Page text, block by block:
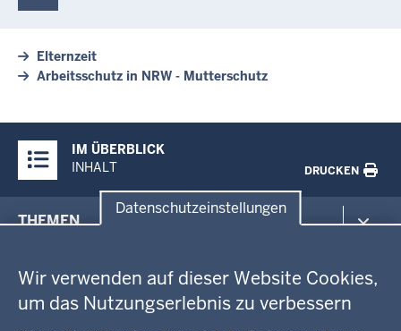
Datenschutzeinstellungen
Wir verwenden auf dieser Website Cookies,
um das Nutzungserlebnis zu verbessern
Elternzeit
Arbeitsschutz in NRW - Mutterschutz
Inhalte
IM ÜBERBLICK
INHALT
DRUCKEN
in
Fußzeile
THEMEN
Gesundheit und Soziales
Kommunales, Planung, Bauen und Verkehr
GEOBASIS NRW
Ausbildung und Karriere